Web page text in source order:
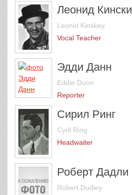
Леонид Кински
Leonid Kinskey
Vocal Teacher
Эдди Данн
Eddie Dunn
Reporter
Сирил Ринг
Cyril Ring
Headwaiter
Роберт Дадли
Robert Dudley